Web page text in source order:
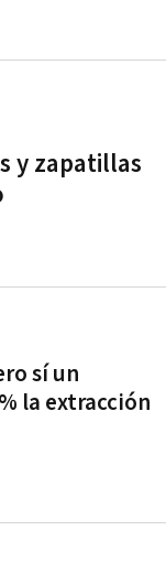
y zapatillas
sí un
la extracción